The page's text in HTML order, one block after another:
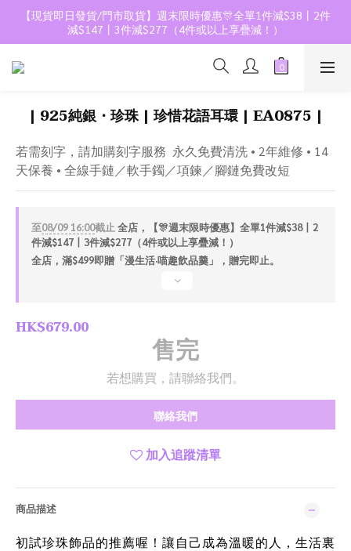
【現貨即日發貨/門市取貨】週末限時優惠🎊全單1件減$38丨2件
減$147丨3件減$277（4件或以上享疊減！）
| 925純銀・珍珠 | 珍惜花語耳環 | EA0875 |
若需刻字，請加購刻字服務  永久免費清洗 • 2年維修 • 14
天保養 • 全線手鏈／軟手鐲／項鍊／腳鏈免費改短
至08/09 16:00截止 全店，【🎊週末限時優惠】全單1件減$38丨2
件減$147丨3件減$277（4件或以上享疊減！）
全店，滿$499即贈「漫生活·喵趣飲品羹」，贈完即止。
HK$679.00
售完
若想購買，請聯絡我們。
聯絡我們
加入追蹤清單
商品描述
初試珍珠飾品的推薦喔！讓自己成為溫暖的人，生活裏